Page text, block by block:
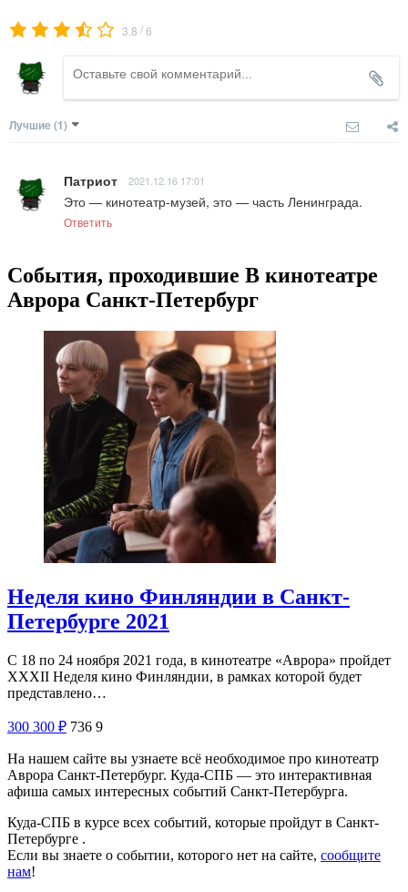
3.8 /6
Лучшие (1)
Патриот 2021.12.16 17:01
Это — кинотеатр-музей, это — часть Ленинграда.
Ответить
События, проходившие В кинотеатре
Аврора Санкт-Петербург
Неделя кино Финляндии в Санкт-
Петербурге 2021
С 18 по 24 ноября 2021 года, в кинотеатре «Аврора» пройдет
XXXII Неделя кино Финляндии, в рамках которой будет
представлено…
300 300 ₽ 736 9
На нашем сайте вы узнаете всё необходимое про кинотеатр
Аврора Санкт-Петербург. Куда-СПБ — это интерактивная
афиша самых интересных событий Санкт-Петербурга.
Куда-СПБ в курсе всех событий, которые пройдут в Санкт-
Петербурге .
Если вы знаете о событии, которого нет на сайте, сообщите
нам!